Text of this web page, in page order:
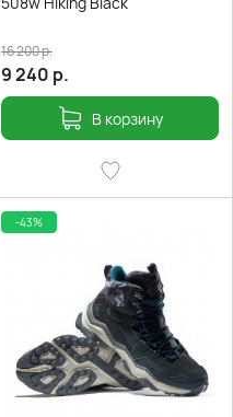
9 240 р.
16 200р.
В корзину
-43%